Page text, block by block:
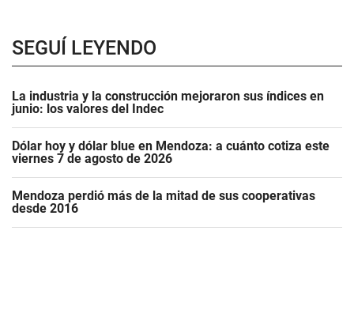
SEGUÍ LEYENDO
La industria y la construcción mejoraron sus índices en
junio: los valores del Indec
Dólar hoy y dólar blue en Mendoza: a cuánto cotiza este
viernes 7 de agosto de 2026
Mendoza perdió más de la mitad de sus cooperativas
desde 2016